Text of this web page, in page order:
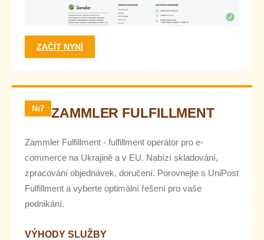
ZAČÍT NYNÍ
№7 ZAMMLER FULFILLMENT
Zammler Fulfillment - fulfillment operátor pro e-
commerce na Ukrajině a v EU. Nabízí skladování,
zpracování objednávek, doručení. Porovnejte s UniPost
Fulfillment a vyberte optimální řešení pro vaše
podnikání.
VÝHODY SLUŽBY